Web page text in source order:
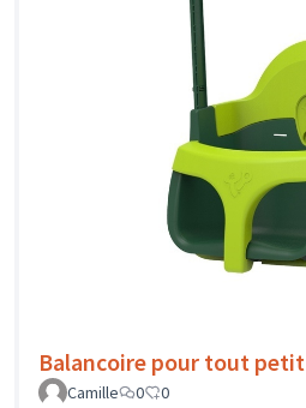
Balancoire pour tout petit
Camille
0 0